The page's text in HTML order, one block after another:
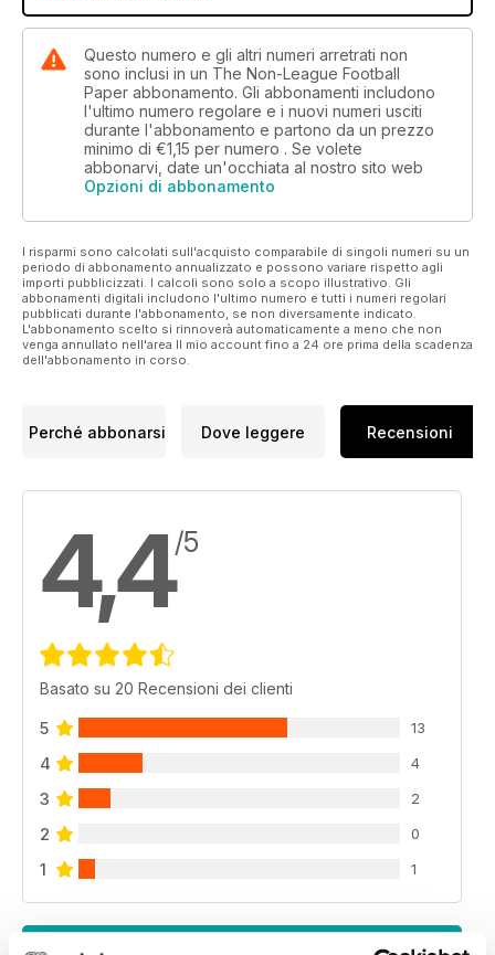
Questo numero e gli altri numeri arretrati non
sono inclusi in un The Non-League Football
Paper abbonamento. Gli abbonamenti includono
l'ultimo numero regolare e i nuovi numeri usciti
durante l'abbonamento e partono da un prezzo
minimo di €1,15 per numero . Se volete
abbonarvi, date un'occhiata al nostro sito web
Opzioni di abbonamento
I risparmi sono calcolati sull'acquisto comparabile di singoli numeri su un
periodo di abbonamento annualizzato e possono variare rispetto agli
importi pubblicizzati. I calcoli sono solo a scopo illustrativo. Gli
abbonamenti digitali includono l'ultimo numero e tutti i numeri regolari
pubblicati durante l'abbonamento, se non diversamente indicato.
L'abbonamento scelto si rinnoverà automaticamente a meno che non
venga annullato nell'area Il mio account fino a 24 ore prima della scadenza
dell'abbonamento in corso.
Perché abbonarsi Dove leggere Recensioni
4,4/5
Basato su 20 Recensioni dei clienti
5 13
4 4
3 2
2 0
1 1